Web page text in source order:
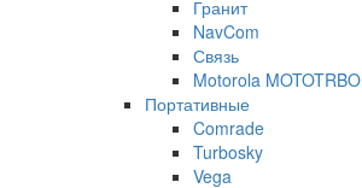
Гранит
NavCom
Связь
Motorola MOTOTRBO
Портативные
Comrade
Turbosky
Vega